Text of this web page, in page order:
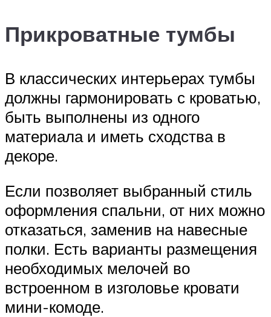
Прикроватные тумбы
В классических интерьерах тумбы
должны гармонировать с кроватью,
быть выполнены из одного
материала и иметь сходства в
декоре.
Если позволяет выбранный стиль
оформления спальни, от них можно
отказаться, заменив на навесные
полки. Есть варианты размещения
необходимых мелочей во
встроенном в изголовье кровати
мини-комоде.